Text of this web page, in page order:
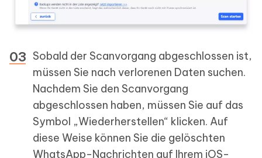
Sobald der Scanvorgang abgeschlossen ist,
müssen Sie nach verlorenen Daten suchen.
Nachdem Sie den Scanvorgang
abgeschlossen haben, müssen Sie auf das
Symbol „Wiederherstellen“ klicken. Auf
diese Weise können Sie die gelöschten
WhatsApp-Nachrichten auf Ihrem iOS-